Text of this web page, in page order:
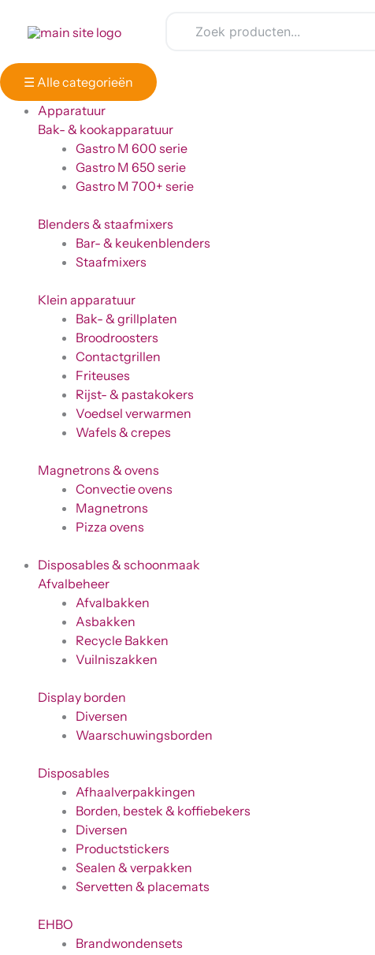
inhoud
☰ Alle categorieën
Apparatuur
Bak- & kookapparatuur
Gastro M 600 serie
Gastro M 650 serie
Gastro M 700+ serie
Blenders & staafmixers
Bar- & keukenblenders
Staafmixers
Klein apparatuur
Bak- & grillplaten
Broodroosters
Contactgrillen
Friteuses
Rijst- & pastakokers
Voedsel verwarmen
Wafels & crepes
Magnetrons & ovens
Convectie ovens
Magnetrons
Pizza ovens
Disposables & schoonmaak
Afvalbeheer
Afvalbakken
Asbakken
Recycle Bakken
Vuilniszakken
Display borden
Diversen
Waarschuwingsborden
Disposables
Afhaalverpakkingen
Borden, bestek & koffiebekers
Diversen
Productstickers
Sealen & verpakken
Servetten & placemats
EHBO
Brandwondensets
Totaal: